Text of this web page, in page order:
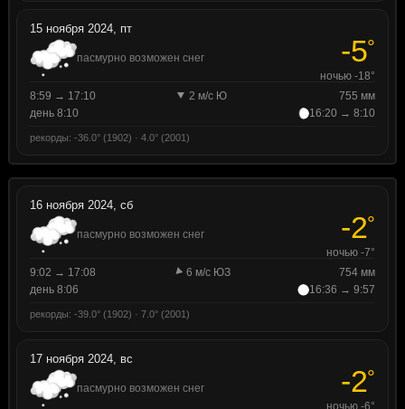
15 ноября 2024, пт
пасмурно возможен снег -5°
ночью -18°
8:59 → 17:10
2 м/с Ю
755 мм
день 8:10
16:20 → 8:10
рекорды: -36.0° (1902) · 4.0° (2001)
16 ноября 2024, сб
пасмурно возможен снег -2°
ночью -7°
9:02 → 17:08
6 м/с ЮЗ
754 мм
день 8:06
16:36 → 9:57
рекорды: -39.0° (1902) · 7.0° (2001)
17 ноября 2024, вс
пасмурно возможен снег -2°